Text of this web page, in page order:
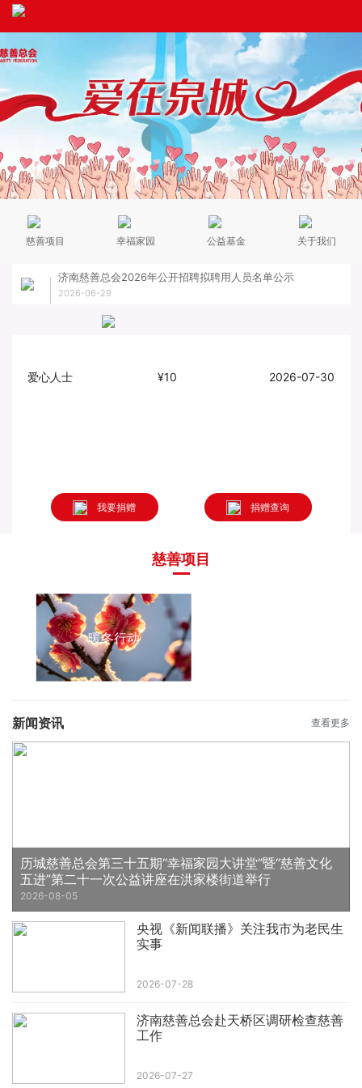
慈善项目 幸福家园 公益基金 关于我们
济南慈善总会2026年公开招聘拟聘用人员名单公示
2026-06-29
爱心人士 ¥10 2026-07-30
我要捐赠 捐赠查询
慈善项目
暖冬行动
新闻资讯 查看更多
历城慈善总会第三十五期“幸福家园大讲堂”暨“慈善文化
五进”第二十一次公益讲座在洪家楼街道举行
2026-08-05
央视《新闻联播》关注我市为老民生
实事
2026-07-28
济南慈善总会赴天桥区调研检查慈善
工作
2026-07-27